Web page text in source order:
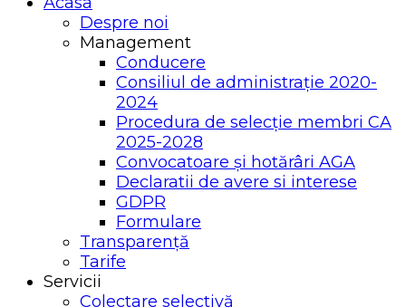
Despre noi
Management
Conducere
Consiliul de administrație 2020-
2024
Procedura de selecție membri CA
2025-2028
Convocatoare și hotărâri AGA
Declaratii de avere si interese
GDPR
Formulare
Transparență
Tarife
Servicii
Colectare selectivă